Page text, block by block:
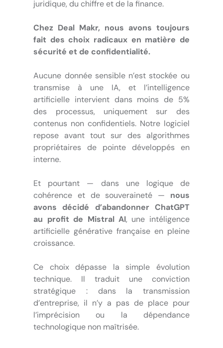
juridique, du chiffre et de la finance.
Chez Deal Makr, nous avons toujours
fait des choix radicaux en matière de
sécurité et de confidentialité.
Aucune donnée sensible n’est stockée ou
transmise à une IA, et l’intelligence
artificielle intervient dans moins de 5%
des processus, uniquement sur des
contenus non confidentiels. Notre logiciel
repose avant tout sur des algorithmes
propriétaires de pointe développés en
interne.
Et pourtant — dans une logique de
cohérence et de souveraineté — nous
avons décidé d’abandonner ChatGPT
au profit de Mistral AI, une intéligence
artificielle générative française en pleine
croissance.
Ce choix dépasse la simple évolution
technique. Il traduit une conviction
stratégique : dans la transmission
d’entreprise, il n’y a pas de place pour
l’imprécision ou la dépendance
technologique non maîtrisée.